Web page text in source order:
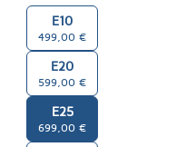
E10
499,00 €
E20
599,00 €
E25
699,00 €